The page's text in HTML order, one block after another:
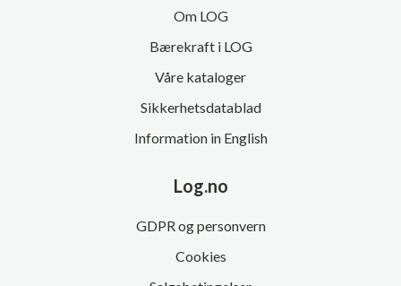
Om LOG
Bærekraft i LOG
Våre kataloger
Sikkerhetsdatablad
Information in English
Log.no
GDPR og personvern
Cookies